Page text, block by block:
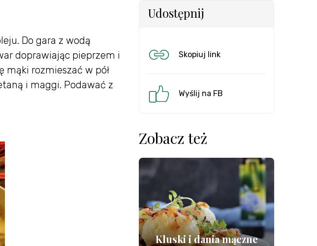
Do gara z wodą
doprawiając pieprzem i
mąki rozmieszać w pół
i maggi. Podawać z
Udostępnij
Skopiuj link
Wyślij na FB
Zobacz też
Kluski i dania mączne